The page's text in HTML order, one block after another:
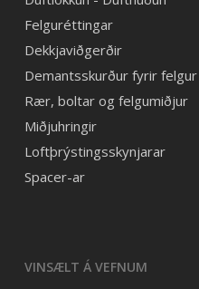
Felguréttingar
Dekkjaviðgerðir
Demantsskurður fyrir felgur
Rær, boltar og felgumiðjur
Miðjuhringir
Loftþrýstingsskynjarar
Spacer-ar
VINSÆLT Á VEFNUM